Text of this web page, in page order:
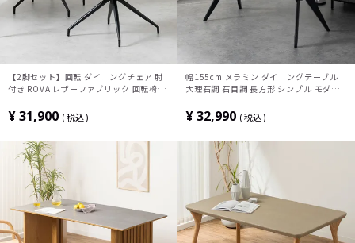
【2脚セット】回転 ダイニングチェア 肘
付き ROVA レザーファブリック 回転椅子
ェア リビングチェア 食卓椅子 おしゃれ
ORV
¥31,900 税込
幅155cm メラミン ダイニングテーブル
大理石調 石目調 長方形 シンプル モダン
脚 X脚 ダイニング グレー ホワイト 白
¥32,990 税込